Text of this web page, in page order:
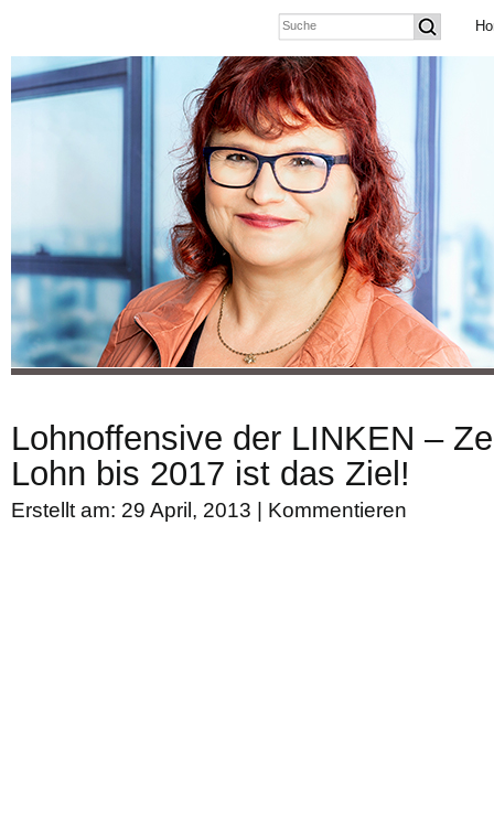
Lohnoffensive der LINKEN –
Lohn bis 2017 ist das Ziel!
Erstellt am: 29 April, 2013 | Kommentieren